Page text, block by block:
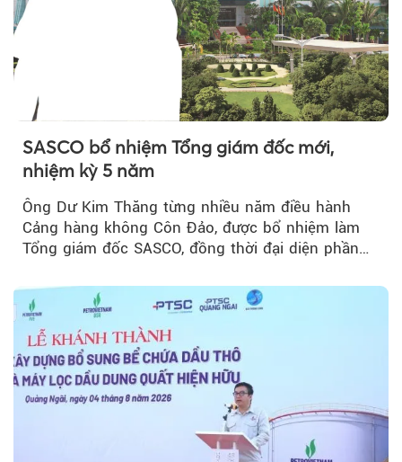
SASCO bổ nhiệm Tổng giám đốc mới,
nhiệm kỳ 5 năm
Ông Dư Kim Thăng từng nhiều năm điều hành
Cảng hàng không Côn Đảo, được bổ nhiệm làm
Tổng giám đốc SASCO, đồng thời đại diện phần